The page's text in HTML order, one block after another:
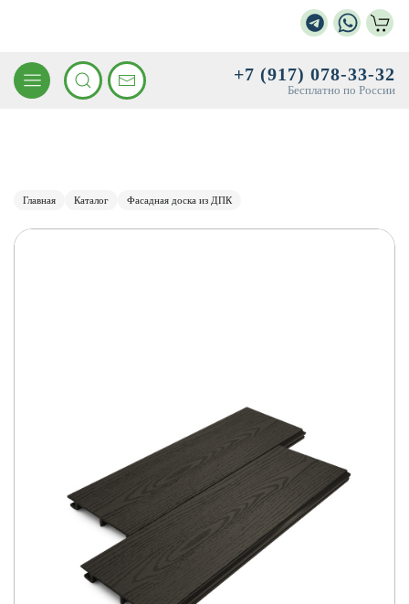
+7 (917) 078-33-32
Бесплатно по России
Главная Каталог Фасадная доска из ДПК